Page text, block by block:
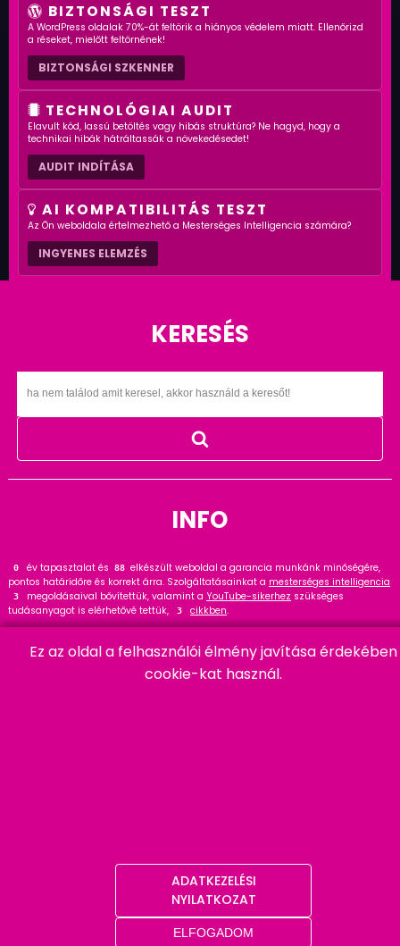
BIZTONSÁGI TESZT
A WordPress oldalak 70%-át feltörik a hiányos védelem miatt. Ellenőrizd
a réseket, mielőtt feltörnének!
BIZTONSÁGI SZKENNER
TECHNOLÓGIAI AUDIT
Elavult kód, lassú betöltés vagy hibás struktúra? Ne hagyd, hogy a
technikai hibák hátráltassák a növekedésedet!
AUDIT INDÍTÁSA
AI KOMPATIBILITÁS TESZT
Az Ön weboldala értelmezhető a Mesterséges Intelligencia számára?
INGYENES ELEMZÉS
KERESÉS
INFO
0 év tapasztalat és 114 elkészült weboldal a garancia munkánk minőségére,
pontos határidőre és korrekt árra. Szolgáltatásainkat a mesterséges intelligencia
4 megoldásaival bővítettük, valamint a YouTube-sikerhez szükséges
tudásanyagot is elérhetővé tettük,
4 cikkben.
szakértőként ajánlom a 21 cikket és bővítményt.
Ez az oldal a felhasználói élmény javítása érdekében
cookie-kat használ.
ADATKEZELÉSI
NYILATKOZAT
ELFOGADOM